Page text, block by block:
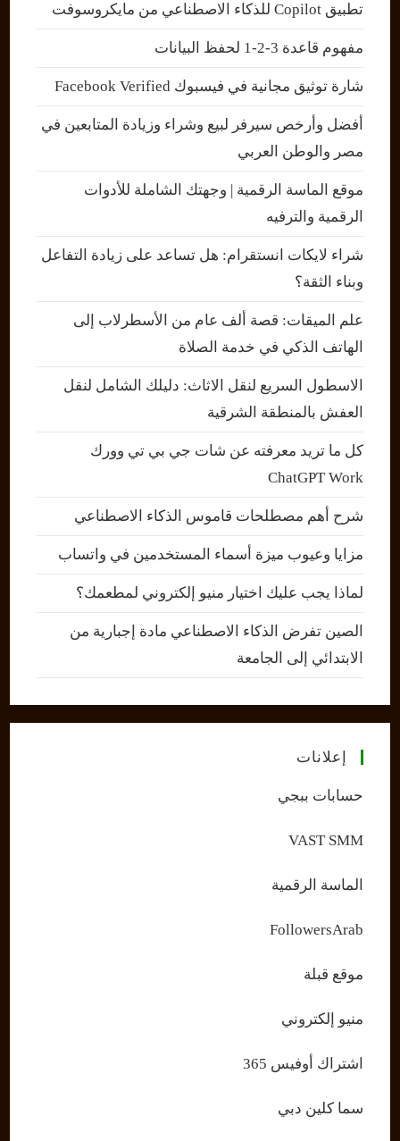
تطبيق Copilot للذكاء الاصطناعي من مايكروسوفت
مفهوم قاعدة 3-2-1 لحفظ البيانات
شارة توثيق مجانية في فيسبوك Facebook Verified
أفضل وأرخص سيرفر لبيع وشراء وزيادة المتابعين في
مصر والوطن العربي
موقع الماسة الرقمية | وجهتك الشاملة للأدوات
الرقمية والترفيه
شراء لايكات انستقرام: هل تساعد على زيادة التفاعل
وبناء الثقة؟
علم الميقات: قصة ألف عام من الأسطرلاب إلى
الهاتف الذكي في خدمة الصلاة
الاسطول السريع لنقل الاثاث: دليلك الشامل لنقل
العفش بالمنطقة الشرقية
كل ما تريد معرفته عن شات جي بي تي وورك
ChatGPT Work
شرح أهم مصطلحات قاموس الذكاء الاصطناعي
مزايا وعيوب ميزة أسماء المستخدمين في واتساب
لماذا يجب عليك اختيار منيو إلكتروني لمطعمك؟
الصين تفرض الذكاء الاصطناعي مادة إجبارية من
الابتدائي إلى الجامعة
إعلانات
حسابات ببجي
VAST SMM
الماسة الرقمية
FollowersArab
موقع قبلة
منيو إلكتروني
اشتراك أوفيس 365
سما كلين دبي